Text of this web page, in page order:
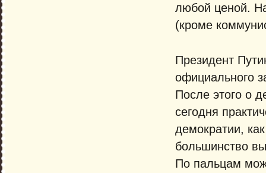
любой ценой.
(кроме
Президент
официального
После этого о
сегодня
демократии,
большинство
По пальцам